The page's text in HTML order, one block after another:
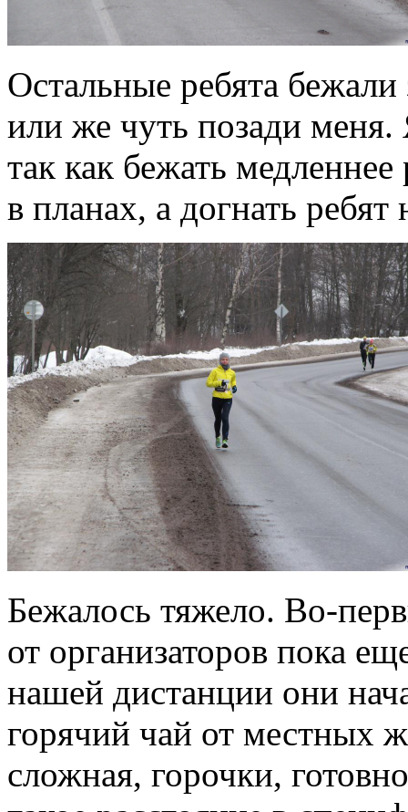
Остальные ребята
или же чуть позади меня.
так как бежать
в планах, а догнать
Бежалось тяжело. Во-
от организаторов пока
нашей дистанции они
горячий чай от местных
сложная, горочки,